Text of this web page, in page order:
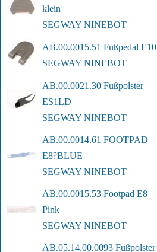
klein
SEGWAY NINEBOT
AB.00.0015.51 Fußpedal E10
SEGWAY NINEBOT
AB.00.0021.30 Fußpolster
ES1LD
SEGWAY NINEBOT
AB.00.0014.61 FOOTPAD
E8?BLUE
SEGWAY NINEBOT
AB.00.0015.53 Footpad E8
Pink
SEGWAY NINEBOT
AB.05.14.00.0093 Fußpolster